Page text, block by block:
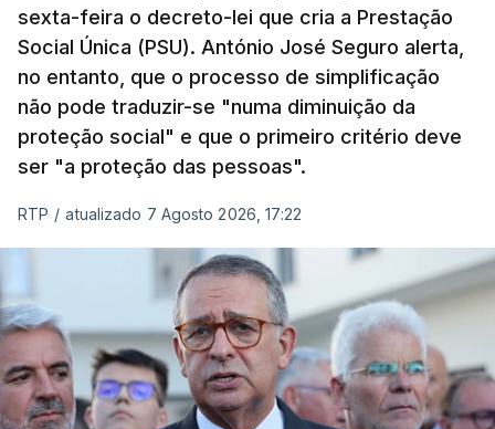
sexta-feira o decreto-lei que cria a Prestação
Social Única (PSU). António José Seguro alerta,
no entanto, que o processo de simplificação
não pode traduzir-se "numa diminuição da
proteção social" e que o primeiro critério deve
ser "a proteção das pessoas".
RTP / atualizado 7 Agosto 2026, 17:22